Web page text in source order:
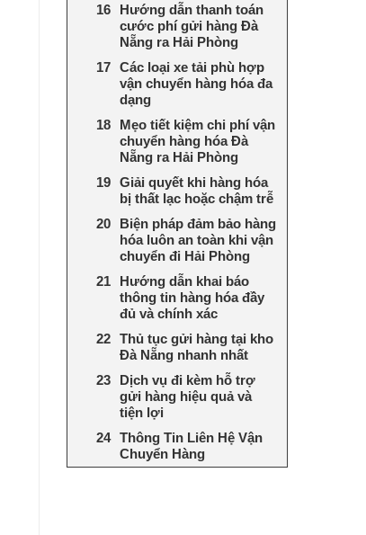
Hướng dẫn thanh toán
cước phí gửi hàng Đà
Nẵng ra Hải Phòng
Các loại xe tải phù hợp
vận chuyển hàng hóa đa
dạng
Mẹo tiết kiệm chi phí vận
chuyển hàng hóa Đà
Nẵng ra Hải Phòng
Giải quyết khi hàng hóa
bị thất lạc hoặc chậm trễ
Biện pháp đảm bảo hàng
hóa luôn an toàn khi vận
chuyển đi Hải Phòng
Hướng dẫn khai báo
thông tin hàng hóa đầy
đủ và chính xác
Thủ tục gửi hàng tại kho
Đà Nẵng nhanh nhất
Dịch vụ đi kèm hỗ trợ
gửi hàng hiệu quả và
tiện lợi
Thông Tin Liên Hệ Vận
Chuyển Hàng